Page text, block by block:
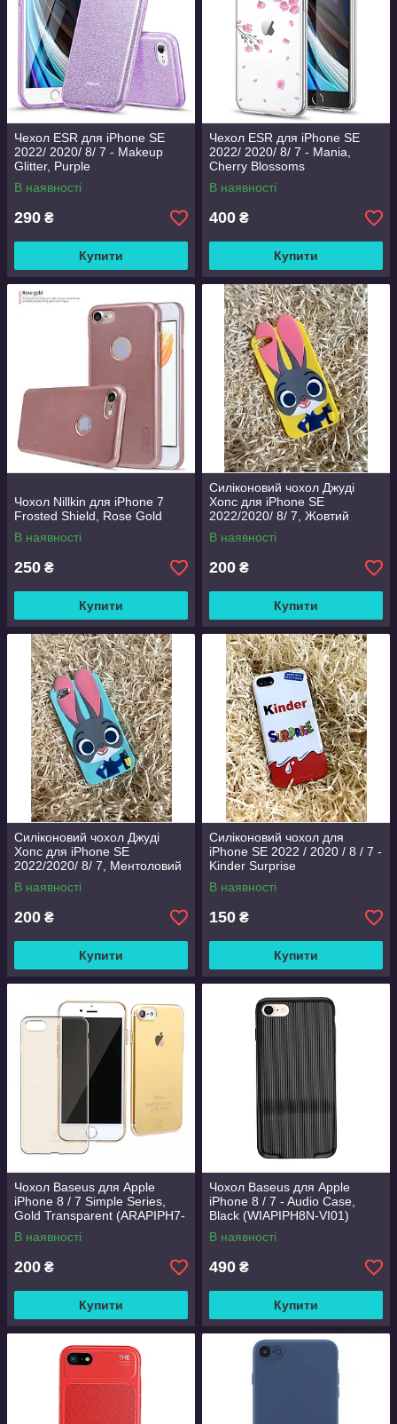
Чехол ESR для iPhone SE
2022/ 2020/ 8/ 7 - Makeup
Glitter, Purple
(3C01194870401)
В наявності
290 ₴
Купити
Чехол ESR для iPhone SE
2022/ 2020/ 8/ 7 - Mania,
Cherry Blossoms
(3C11PS0184)
В наявності
400 ₴
Купити
Чохол Nillkin для iPhone 7
Frosted Shield, Rose Gold
В наявності
250 ₴
Купити
Силіконовий чохол Джуді
Хопс для iPhone SE
2022/2020/ 8/ 7, Жовтий
В наявності
200 ₴
Купити
Силіконовий чохол Джуді
Хопс для iPhone SE
2022/2020/ 8/ 7, Ментоловий
В наявності
200 ₴
Купити
Силіконовий чохол для
iPhone SE 2022 / 2020 / 8 / 7 -
Kinder Surprise
В наявності
150 ₴
Купити
Чохол Baseus для Apple
iPhone 8 / 7 Simple Series,
Gold Transparent (ARAPIPH7-
B0V)
В наявності
200 ₴
Купити
Чохол Baseus для Apple
iPhone 8 / 7 - Audio Case,
Black (WIAPIPH8N-VI01)
В наявності
490 ₴
Купити